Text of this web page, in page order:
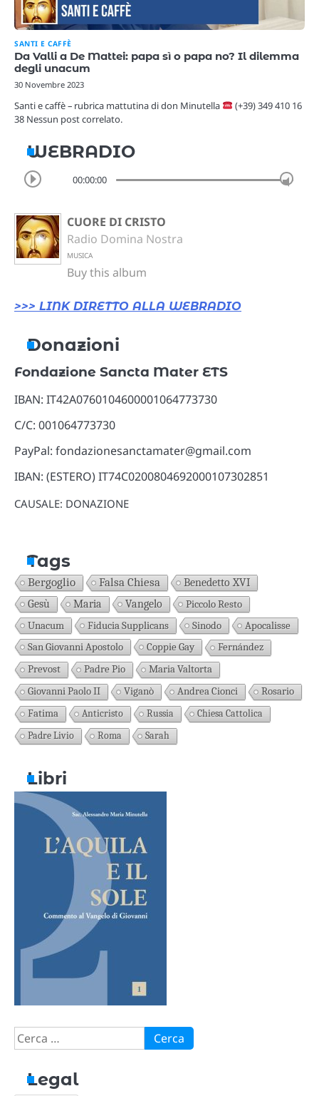
SANTI E CAFFÈ
Da Valli a De Mattei: papa sì o papa no? Il dilemma
degli unacum
30 Novembre 2023
Santi e caffè – rubrica mattutina di don Minutella
(+39) 349 410 16
38 Nessun post correlato.
WEBRADIO
00:00:00
CUORE DI CRISTO
Radio Domina Nostra
MUSICA
Buy this album
>>> LINK DIRETTO ALLA WEBRADIO
Donazioni
Fondazione Sancta Mater ETS
IBAN: IT42A0760104600001064773730
C/C: 001064773730
PayPal: fondazionesanctamater@gmail.com
IBAN: (ESTERO) IT74C0200804692000107302851
CAUSALE: DONAZIONE
Tags
Bergoglio Falsa Chiesa Benedetto XVI
Gesù Maria Vangelo
Piccolo Resto
Unacum
Fiducia Supplicans Sinodo
Apocalisse
San Giovanni Apostolo
Coppie Gay
Fernández
Prevost
Padre Pio
Maria Valtorta
Giovanni Paolo II
Viganò Andrea Cionci
Rosario
Fatima
Anticristo Russia
Chiesa Cattolica
Padre Livio
Roma Sarah
Libri
Ricerca
per:
Legal